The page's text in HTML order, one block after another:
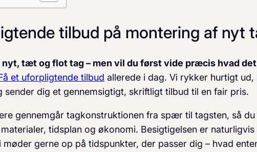
tilbud på montering af nyt
nyt, tæt og flot tag – men vil du først vide præcis hvad
et uforpligtende tilbud allerede i dag. Vi rykker hurtigt
sender dig et gennemsigtigt, skriftligt tilbud til en fair pris.
gennemgår tagkonstruktionen fra spær til tagsten, så
tidsplan og økonomi. Besigtigelsen er naturligvis
møder gerne op på tidspunkter, der passer dig – hvad